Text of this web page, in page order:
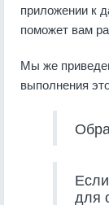
приложении к
поможет вам
Мы же
выполнения
для